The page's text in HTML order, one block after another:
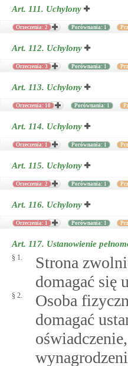
Art. 111. Uchylony
Orzeczenia: 2 Porównania: 1
Art. 112. Uchylony
Orzeczenia: 3 Porównania: 1
Art. 113. Uchylony
Orzeczenia: 10 Porównania: 1
Art. 114. Uchylony
Orzeczenia: 1 Porównania: 1
Art. 115. Uchylony
Orzeczenia: 2 Porównania: 1
Art. 116. Uchylony
Orzeczenia: 1 Porównania: 1
Art. 117. Ustanowienie
§ 1.
Strona
domagać się
§ 2.
Osoba
domagać